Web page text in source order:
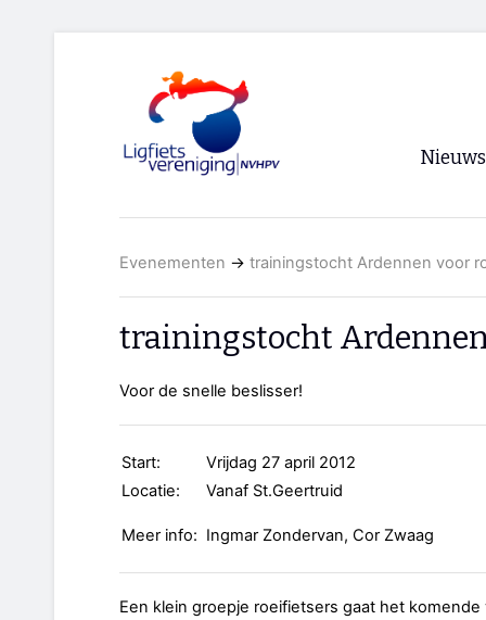
Nieuws
Evenementen → trainingstocht Ardennen voor
trainingstocht
Voor de snelle beslisser!
Start:
Vrijdag 27 april 2012
Locatie:
Vanaf St.Geertruid
Meer info: Ingmar Zondervan, Cor Zwaag
Een klein groepje roeifietsers gaat het